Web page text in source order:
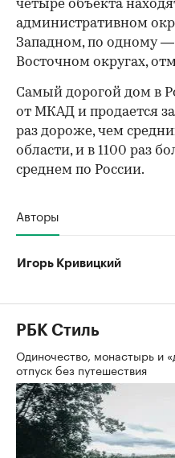
четыре объекта
административном
Западном, по одному
Восточном округах,
Самый дорогой дом в
от МКАД и продается
раз дороже, чем
области, и в 1100 раз
среднем по России.
Авторы
Игорь Кривицкий
РБК Стиль
Одиночество, монастырь и
отпуск без путешествия